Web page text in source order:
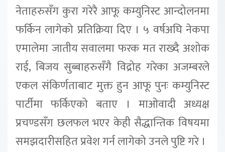
नेताहरुसँग कुरा गरेरै आफू कम्युनिस्ट आन्दोलनमा
फर्किन लागेको प्रतिक्रिया दिए । ५ वर्षअघि नेकपा
एमालेमा जातीय सवालमा फरक मत राख्दै अशोक
राई, बिजय सुब्बाहरुसँगै विद्रोह गरेका अजम्बरले
एकल संकिर्णताबाट मुक्त हुन आफू पुनः कम्युनिस्ट
पार्टीमा फर्किएको बताए । माओवादी अध्यक्ष
प्रचण्डसँग छलफल भएर केही सैद्धान्तिक विषयमा
समझदारीसहित प्रवेश गर्न लागेको उनले पुष्टि गरे ।